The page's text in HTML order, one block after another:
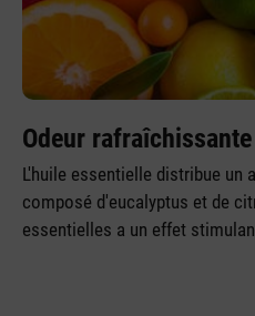
Odeur rafraîchissante
L'huile essentielle distribue un
composé d'eucalyptus et de
essentielles a un effet